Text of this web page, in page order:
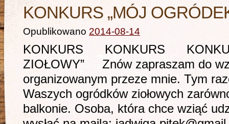
KONKURS „MÓJ
Opublikowano 2014-08-14
KONKURS KONKURS
ZIOŁOWY” Znów zapraszam do
organizowanym przeze mnie. Tym
Waszych ogródków ziołowych
balkonie. Osoba, która chce wziąć